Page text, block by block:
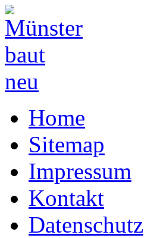
Home
Sitemap
Impressum
Kontakt
Datenschutz